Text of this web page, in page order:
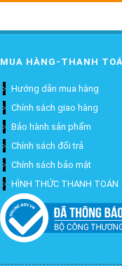
MUA HÀNG-THANH
Hướng dẫn mua hàng
Chính sách giao hàng
Bảo hành sản phẩm
Chính sách đổi trả
Chính sách bảo mật
HÌNH THỨC THANH TOÁN